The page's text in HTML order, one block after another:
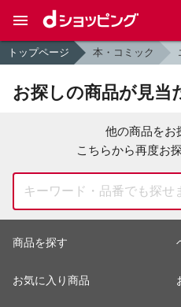
トップページ 本・コミック
お探しの商品が見当
他の商品をお
こちらから再度お
商品を探す
お気に入り商品